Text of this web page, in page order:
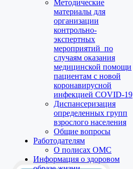
Методические
материалы для
организации
контрольно-
экспертных
мероприятий по
случаям оказания
медицинской помощи
пациентам с новой
коронавирусной
инфекцией COVID-19
Диспансеризация
определенных групп
взрослого населения
Общие вопросы
Работодателям
О полисах ОМС
Информация о здоровом